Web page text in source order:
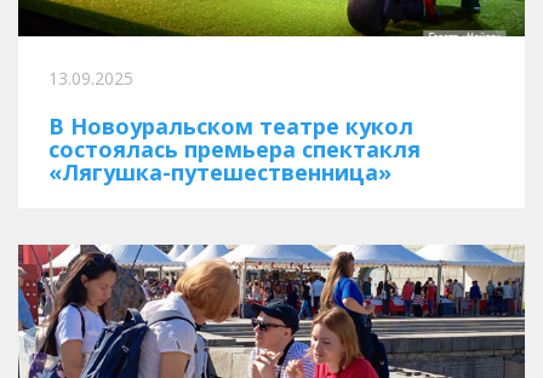
13.09.2025
В Новоуральском театре кукол
состоялась премьера спектакля
«Лягушка-путешественница»